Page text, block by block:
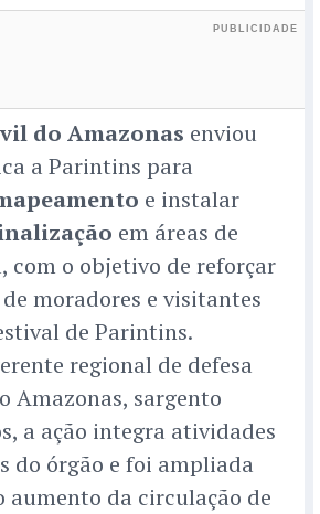
do Amazonas enviou
a Parintins para
e instalar
em áreas de
com o objetivo de reforçar
moradores e visitantes
de Parintins.
regional de defesa
Amazonas, sargento
a ação integra atividades
do órgão e foi ampliada
aumento da circulação de